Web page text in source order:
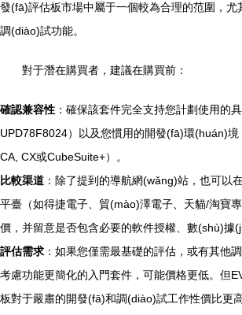
發(fā)評估板市場中屬于一個較為合理的范圍，尤
調(diào)試功能。
對于潛在購買者，建議在購買前：
確認兼容性 ：確保該套件完全支持您計劃使用的
UPD78F8024）以及您慣用的開發(fā)環(huán)
CA, CX或CubeSuite+）。
比較渠道 ：除了提到的導航網(wǎng)站，也可以
平臺（如得捷電子、貿(mào)澤電子、天貓/淘寶
價，并留意是否包含必要的軟件授權、數(shù)據
評估需求 ：如果您僅需最基礎的評估，或有其他
考慮功能更簡化的入門套件，可能價格更低。但
板對于嚴肅的開發(fā)和調(diào)試工作性價比更高